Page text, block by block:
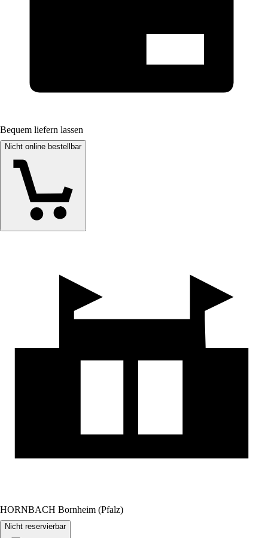
Bequem liefern lassen
Nicht online bestellbar
HORNBACH Bornheim (Pfalz)
Nicht reservierbar